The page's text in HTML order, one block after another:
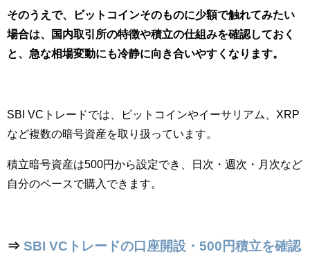
そのうえで、ビットコインそのものに少額で触れてみたい
場合は、国内取引所の特徴や積立の仕組みを確認しておく
と、急な相場変動にも冷静に向き合いやすくなります。
SBI VCトレードでは、ビットコインやイーサリアム、XRP
など複数の暗号資産を取り扱っています。
積立暗号資産は500円から設定でき、日次・週次・月次など
自分のペースで購入できます。
⇒ SBI VCトレードの口座開設・500円積立を確認